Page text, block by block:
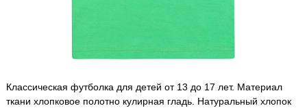
Классическая футболка для детей от 13 до 17 лет. Материал
ткани хлопковое полотно кулирная гладь. Натуральный хлопок